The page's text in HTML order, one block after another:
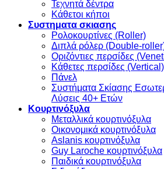
Τεχνητά δέντρα
Κάθετοι κήποι
Συστηματα σκιασης
Ρολοκουρτίνες (Roller)
Διπλά ρόλερ (Double-
Οριζόντιες περσίδες
Κάθετες περσίδες (Vertical)
Πάνελ
Συστήματα Σκίασης
Λύσεις 40+ Ετών
Κουρτινόξυλα
Μεταλλικά κουρτινόξυλα
Οικονομικά κουρτινόξυλα
Aslanis κουρτινόξυλα
Guy Laroche κουρτινόξυλα
Παιδικά κουρτινόξυλα